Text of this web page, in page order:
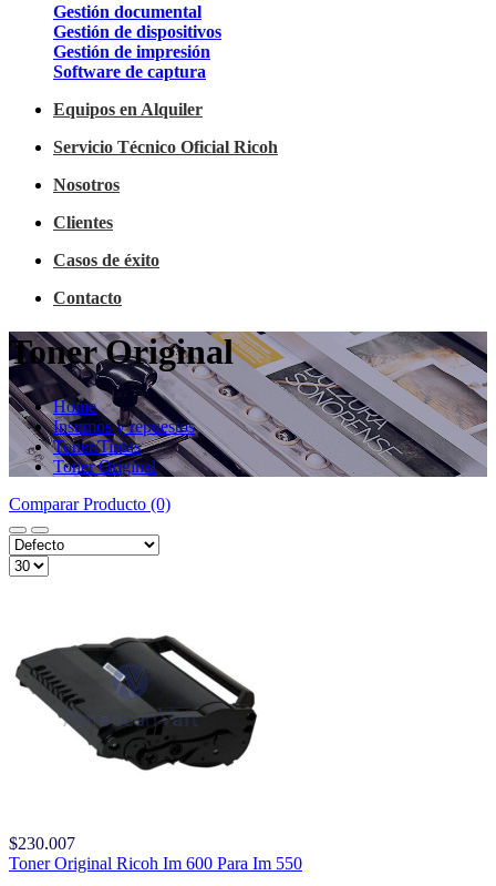
Gestión documental
Gestión de dispositivos
Gestión de impresión
Software de captura
Equipos en Alquiler
Servicio Técnico Oficial Ricoh
Nosotros
Clientes
Casos de éxito
Contacto
Toner Original
Home
Insumos y repuestos
Toner/Tintas
Toner Original
Comparar Producto (0)
$230.007
Toner Original Ricoh Im 600 Para Im 550